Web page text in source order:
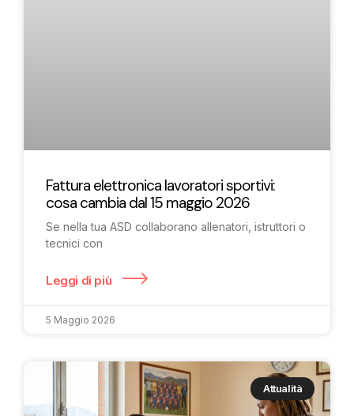
Fattura elettronica lavoratori sportivi:
cosa cambia dal 15 maggio 2026
Se nella tua ASD collaborano allenatori, istruttori o
tecnici con
Leggi di più
5 Maggio 2026
Attualità